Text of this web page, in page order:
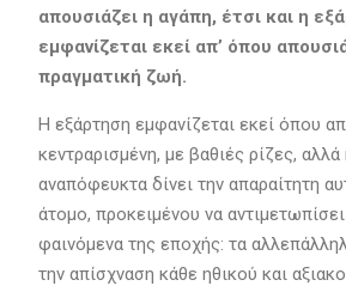
απουσιάζει η αγάπη, έτσι και η
εμφανίζεται εκεί απ’ όπου
πραγματική ζωή.
Η εξάρτηση εμφανίζεται εκεί όπου
κεντραρισμένη, με βαθιές ρίζες,
αναπόφευκτα δίνει την απαραίτητη
άτομο, προκειμένου να
φαινόμενα της εποχής: τα
την απίσχναση κάθε ηθικού και